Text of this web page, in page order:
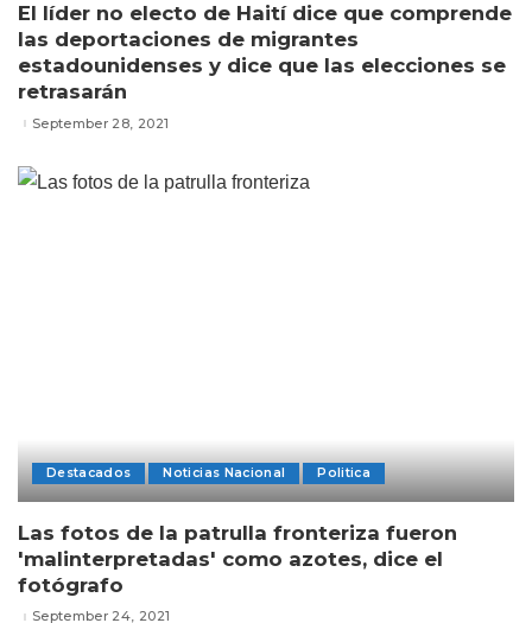
El líder no electo de Haití dice que comprende
las deportaciones de migrantes
estadounidenses y dice que las elecciones se
retrasarán
September 28, 2021
Destacados Noticias Nacional Politica
Las fotos de la patrulla fronteriza fueron
'malinterpretadas' como azotes, dice el
fotógrafo
September 24, 2021